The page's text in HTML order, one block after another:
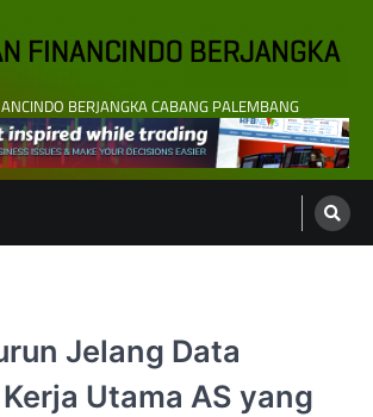
BERJANGKA CABANG PALEMBANG
Jelang Data
Utama AS yang